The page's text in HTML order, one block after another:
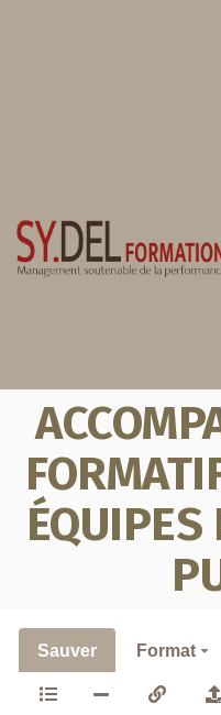
ÉQUIPES
Sauver Format